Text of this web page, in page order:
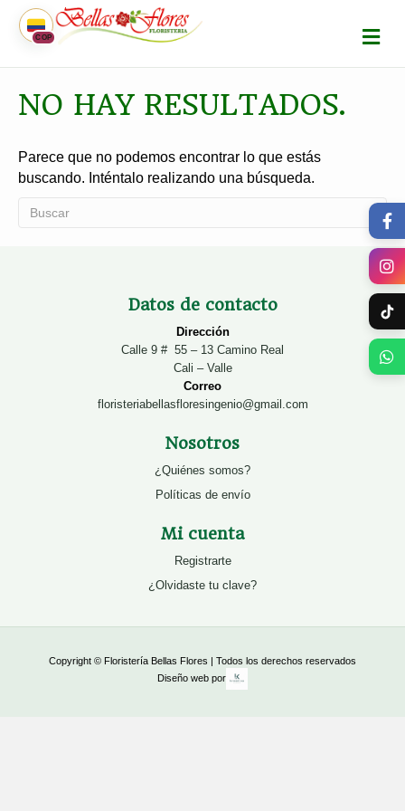
COP M
E
N
NO HAY RESULTADOS.
Parece que no podemos encontrar lo que estás
buscando. Inténtalo realizando una búsqueda.
Datos de contacto
Dirección
Calle 9 # 55 – 13 Camino Real
Cali – Valle
Correo
floristeriabellasfloresingenio@gmail.com
Nosotros
¿Quiénes somos?
Políticas de envío
Mi cuenta
Registrarte
¿Olvidaste tu clave?
Copyright © Floristería Bellas Flores | Todos los derechos reservados
Diseño web por